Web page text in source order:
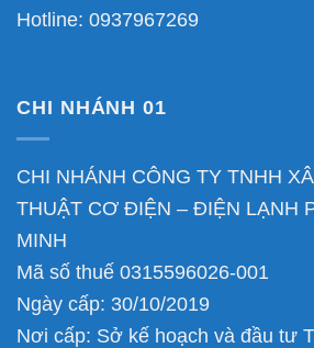
Hotline: 0937967269
CHI NHÁNH 01
CHI NHÁNH CÔNG TY TNHH
THUẬT CƠ ĐIỆN – ĐIỆN LẠNH
MINH
Mã số thuế 0315596026-001
Ngày cấp: 30/10/2019
Nơi cấp: Sở kế hoạch và đầu tư